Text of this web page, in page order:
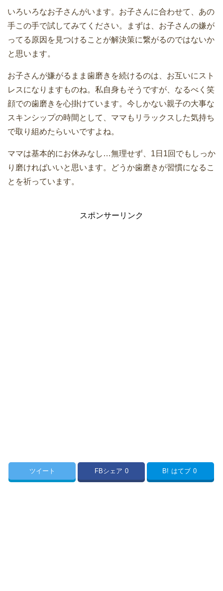
いろいろなお子さんがいます。お子さんに合わせて、あの
手この手で試してみてください。まずは、お子さんの嫌が
ってる原因を見つけることが解決策に繋がるのではないか
と思います。
お子さんが嫌がるまま歯磨きを続けるのは、お互いにスト
レスになりますものね。私自身もそうですが、なるべく笑
顔での歯磨きを心掛けています。今しかない親子の大事な
スキンシップの時間として、ママもリラックスした気持ち
で取り組めたらいいですよね。
ママは基本的にお休みなし…無理せず、1日1回でもしっか
り磨ければいいと思います。どうか歯磨きが習慣になるこ
とを祈っています。
スポンサーリンク
ツイート FBシェア 0 B! はてブ 0